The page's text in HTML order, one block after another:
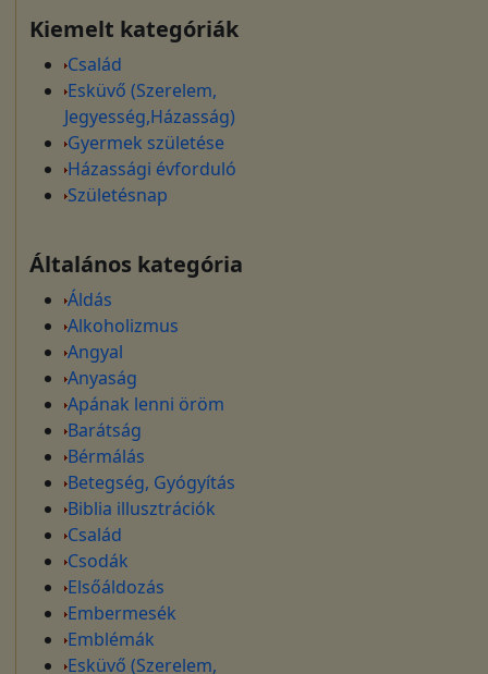
Kiemelt kategóriák
Család
Esküvő (Szerelem,
Jegyesség,Házasság)
Gyermek születése
Házassági évforduló
Születésnap
Általános kategória
Áldás
Alkoholizmus
Angyal
Anyaság
Apának lenni öröm
Barátság
Bérmálás
Betegség, Gyógyítás
Biblia illusztrációk
Család
Csodák
Elsőáldozás
Embermesék
Emblémák
Esküvő (Szerelem,